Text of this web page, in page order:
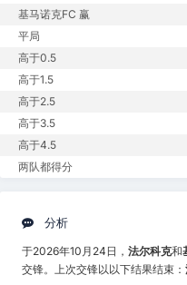
基马诺克FC 赢
平局
高于0.5
高于1.5
高于2.5
高于3.5
高于4.5
两队都得分
分析
于2026年10月24日， 法尔科克和
交锋。上次交锋以以下结果结束：